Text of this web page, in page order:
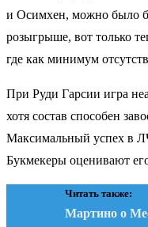
и Осимхен, можно было
розыгрыше, вот только
где как минимум
При Руди Гарсии игра
хотя состав способен
Максимальный успех в
Букмекеры оценивают
Читать также:
Мартино о